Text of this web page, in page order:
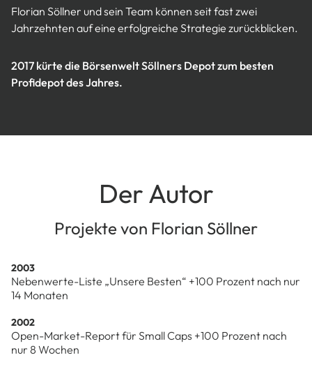
Florian Söllner und sein Team können seit fast zwei
Jahrzehnten auf eine erfolgreiche Strategie zurückblicken.
2017 kürte die Börsenwelt Söllners Depot zum besten
Profidepot des Jahres.
Der Autor
Projekte von Florian Söllner
2003
Nebenwerte-Liste „Unsere Besten“ +100 Prozent nach nur
14 Monaten
2002
Open-Market-Report für Small Caps +100 Prozent nach
nur 8 Wochen